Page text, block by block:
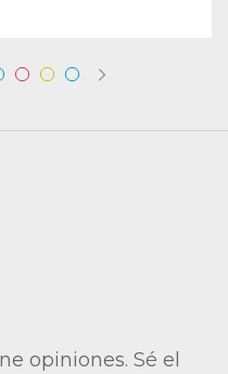
opiniones. Sé el